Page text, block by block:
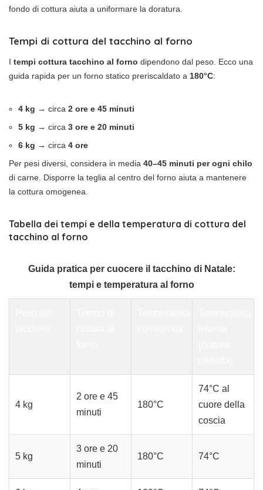
fondo di cottura aiuta a uniformare la doratura.
Tempi di cottura del tacchino al forno
I tempi cottura tacchino al forno dipendono dal peso. Ecco una
guida rapida per un forno statico preriscaldato a 180°C:
4 kg → circa 2 ore e 45 minuti
5 kg → circa 3 ore e 20 minuti
6 kg → circa 4 ore
Per pesi diversi, considera in media 40–45 minuti per ogni chilo
di carne. Disporre la teglia al centro del forno aiuta a mantenere
la cottura omogenea.
Tabella dei tempi e della temperatura di cottura del
tacchino al forno
Guida pratica per cuocere il tacchino di Natale:
tempi e temperatura al forno
4 kg
2 ore e 45
minuti
180°C
74°C al
cuore della
coscia
5 kg
3 ore e 20
minuti
180°C 74°C